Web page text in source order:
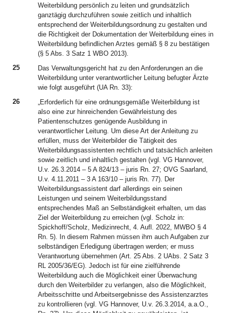
Weiterbildung persönlich zu leiten und grundsätzlich
ganztägig durchzuführen sowie zeitlich und inhaltlich
entsprechend der Weiterbildungsordnung zu gestalten und
die Richtigkeit der Dokumentation der Weiterbildung eines in
Weiterbildung befindlichen Arztes gemäß § 8 zu bestätigen
(§ 5 Abs. 3 Satz 1 WBO 2013).
25
Das Verwaltungsgericht hat zu den Anforderungen an die
Weiterbildung unter verantwortlicher Leitung befugter Ärzte
wie folgt ausgeführt (UA Rn. 33):
26
„Erforderlich für eine ordnungsgemäße Weiterbildung ist
also eine zur hinreichenden Gewährleistung des
Patientenschutzes genügende Ausbildung in
verantwortlicher Leitung. Um diese Art der Anleitung zu
erfüllen, muss der Weiterbilder die Tätigkeit des
Weiterbildungsassistenten rechtlich und tatsächlich anleiten
sowie zeitlich und inhaltlich gestalten (vgl. VG Hannover,
U.v. 26.3.2014 – 5 A 824/13 – juris Rn. 27; OVG Saarland,
U.v. 4.11.2011 – 3 A 163/10 – juris Rn. 77). Der
Weiterbildungsassistent darf allerdings ein seinen
Leistungen und seinem Weiterbildungsstand
entsprechendes Maß an Selbständigkeit erhalten, um das
Ziel der Weiterbildung zu erreichen (vgl. Scholz in:
Spickhoff/Scholz, Medizinrecht, 4. Aufl. 2022, MWBO § 4
Rn. 5). In diesem Rahmen müssen ihm auch Aufgaben zur
selbständigen Erledigung übertragen werden; er muss
Verantwortung übernehmen (Art. 25 Abs. 2 UAbs. 2 Satz 3
RL 2005/36/EG). Jedoch ist für eine zielführende
Weiterbildung auch die Möglichkeit einer Überwachung
durch den Weiterbilder zu verlangen, also die Möglichkeit,
Arbeitsschritte und Arbeitsergebnisse des Assistenzarztes
zu kontrollieren (vgl. VG Hannover, U.v. 26.3.2014, a.a.O.,